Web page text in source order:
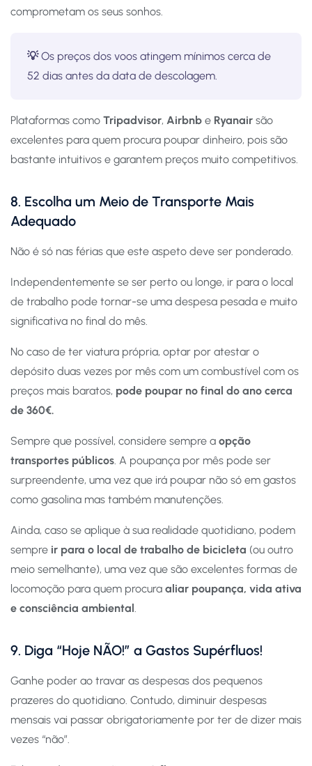
comprometam os seus sonhos.
💡Os preços dos voos atingem mínimos cerca de
52 dias antes da data de descolagem.
Plataformas como Tripadvisor, Airbnb e Ryanair são
excelentes para quem procura poupar dinheiro, pois são
bastante intuitivos e garantem preços muito competitivos.
8. Escolha um Meio de Transporte Mais
Adequado
Não é só nas férias que este aspeto deve ser ponderado.
Independentemente se ser perto ou longe, ir para o local
de trabalho pode tornar-se uma despesa pesada e muito
significativa no final do mês.
No caso de ter viatura própria, optar por atestar o
depósito duas vezes por mês com um combustível com os
preços mais baratos, pode poupar no final do ano cerca
de 360€.
Sempre que possível, considere sempre a opção
transportes públicos. A poupança por mês pode ser
surpreendente, uma vez que irá poupar não só em gastos
como gasolina mas também manutenções.
Ainda, caso se aplique à sua realidade quotidiano, podem
sempre ir para o local de trabalho de bicicleta (ou outro
meio semelhante), uma vez que são excelentes formas de
locomoção para quem procura aliar poupança, vida ativa
e consciência ambiental .
9. Diga “Hoje NÃO!” a Gastos Supérfluos!
Ganhe poder ao travar as despesas dos pequenos
prazeres do quotidiano. Contudo, diminuir despesas
mensais vai passar obrigatoriamente por ter de dizer mais
vezes “não”.